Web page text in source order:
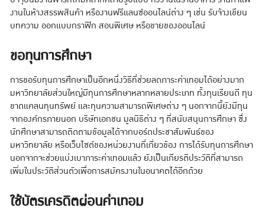
งานในห้างสรรพสินค้า หรืองานฟรีแลนซ์ออนไลน์ต่าง ๆ เช่น รับจ้างเขียน
บทความ ออกแบบกราฟิก สอนพิเศษ หรือขายของออนไลน์
ขอทุนการศึกษา
การขอรับทุนการศึกษาเป็นอีกหนึ่งวิธีที่ช่วยลดภาระค่าเทอมได้อย่างมาก
มหาวิทยาลัยส่วนใหญ่มีทุนการศึกษาหลากหลายประเภท ทั้งทุนเรียนดี ทุน
ขาดแคลนทุนทรัพย์ และทุนความสามารถพิเศษต่าง ๆ นอกจากนี้ยังมีทุน
จากองค์กรภายนอก บริษัทเอกชน มูลนิธิต่าง ๆ ที่สนับสนุนการศึกษา ซึ่ง
นักศึกษาสามารถติดตามข้อมูลได้จากบอร์ดประชาสัมพันธ์ของ
มหาวิทยาลัย หรือเว็บไซต์ของหน่วยงานที่เกี่ยวข้อง การได้รับทุนการศึกษา
นอกจากจะช่วยแบ่งเบาภาระค่าเทอมแล้ว ยังเป็นเกียรติประวัติที่สามารถ
เพิ่มในประวัติส่วนตัวเพื่อการสมัครงานในอนาคตได้อีกด้วย
ใช้บัตรเครดิตผ่อนค่าเทอม